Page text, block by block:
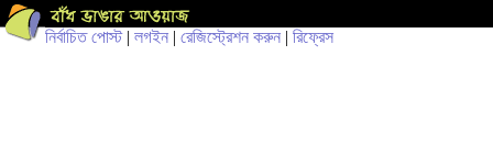
নির্বাচিত পোস্ট| লগইন | রেজিস্ট্রেশন করুন | রিফ্রেস